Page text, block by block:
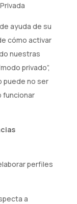
ayuda de su
cómo activar
nuestras
privado”,
puede no ser
funcionar
perfiles
a